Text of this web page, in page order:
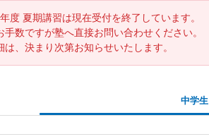
度 夏期講習は現在受付を終了しています。
数ですが塾へ直接お問い合わせください。
、決まり次第お知らせいたします。
中学生